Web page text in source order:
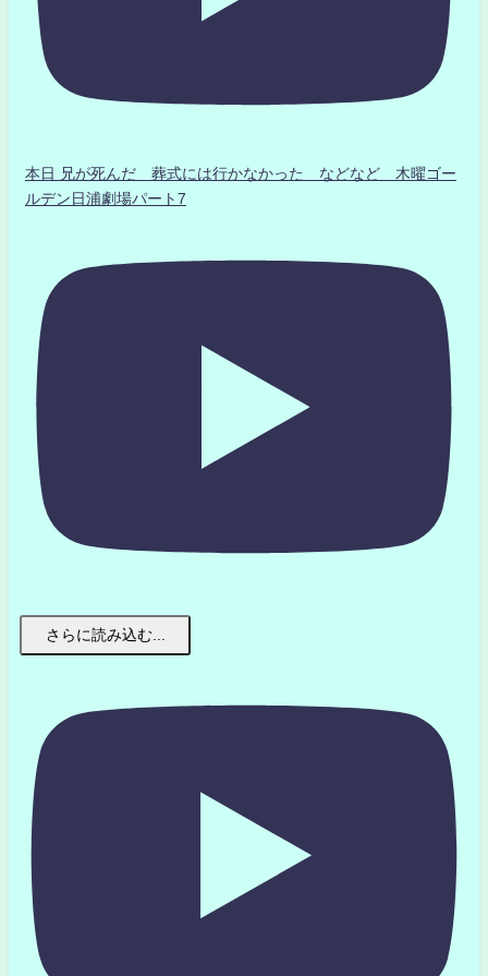
本日 兄が死んだ 葬式には行かなかった などなど 木曜ゴー
ルデン日浦劇場パート7
さらに読み込む...